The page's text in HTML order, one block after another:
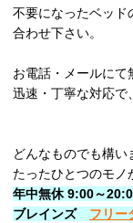
不要になったベッド
合わせ下さい。
お電話・メールにて
迅速・丁寧な対応で
どんなものでも構い
たったひとつのモノ
年中無休 9:00～
ブレインズ フリー